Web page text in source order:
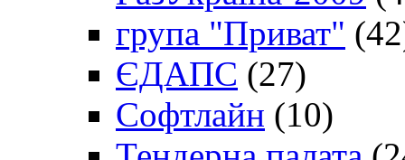
група "Приват"
ЄДАПС (27)
Софтлайн (10)